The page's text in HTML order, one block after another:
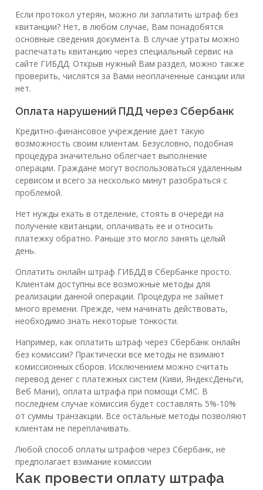
Если протокол утерян, можно ли заплатить штраф без
квитанции? Нет, в любом случае, Вам понадобятся
основные сведения документа. В случае утраты можно
распечатать квитанцию через специальный сервис на
сайте ГИБДД. Открыв нужный Вам раздел, можно также
проверить, числятся за Вами неоплаченные санкции или
нет.
Оплата нарушений ПДД через Сбербанк
Кредитно-финансовое учреждение дает такую
возможность своим клиентам. Безусловно, подобная
процедура значительно облегчает выполнение
операции. Граждане могут воспользоваться удаленным
сервисом и всего за несколько минут разобраться с
проблемой.
Нет нужды ехать в отделение, стоять в очереди на
получение квитанции, оплачивать ее и относить
платежку обратно. Раньше это могло занять целый
день.
Оплатить онлайн штраф ГИБДД в Сбербанке просто.
Клиентам доступны все возможные методы для
реализации данной операции. Процедура не займет
много времени. Прежде, чем начинать действовать,
необходимо знать некоторые тонкости.
Например, как оплатить штраф через Сбербанк онлайн
без комиссии? Практически все методы не взимают
комиссионных сборов. Исключением можно считать
перевод денег с платежных систем (Киви, ЯндексДеньги,
Веб Мани), оплата штрафа при помощи СМС. В
последнем случае комиссия будет составлять 5%-10%
от суммы транзакции. Все остальные методы позволяют
клиентам не переплачивать.
Любой способ оплаты штрафов через Сбербанк, не
предполагает взимание комиссии
Как провести оплату штрафа